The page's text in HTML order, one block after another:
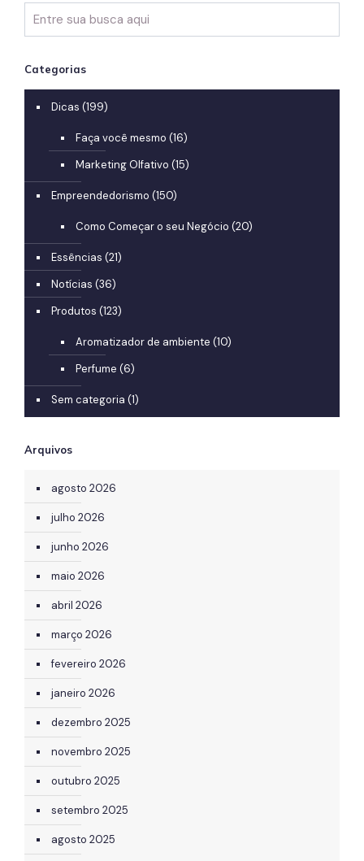
Categorias
Dicas (199)
Faça você mesmo (16)
Marketing Olfativo (15)
Empreendedorismo (150)
Como Começar o seu Negócio (20)
Essências (21)
Notícias (36)
Produtos (123)
Aromatizador de ambiente (10)
Perfume (6)
Sem categoria (1)
Arquivos
agosto 2026
julho 2026
junho 2026
maio 2026
abril 2026
março 2026
fevereiro 2026
janeiro 2026
dezembro 2025
novembro 2025
outubro 2025
setembro 2025
agosto 2025